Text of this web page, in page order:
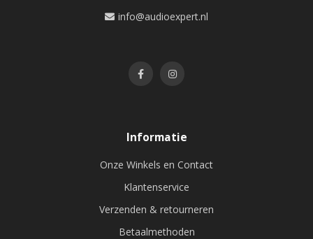
info@audioexpert.nl
Informatie
Onze Winkels en Contact
Klantenservice
Verzenden & retourneren
Betaalmethoden